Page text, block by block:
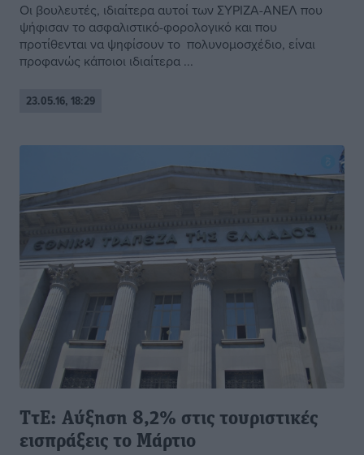
Οι βουλευτές, ιδιαίτερα αυτοί των ΣΥΡΙΖΑ-ΑΝΕΛ που
ψήφισαν το ασφαλιστικό-φορολογικό και που
προτίθενται να ψηφίσουν το πολυνομοσχέδιο, είναι
προφανώς κάποιοι ιδιαίτερα ...
23.05.16, 18:29
ΤτΕ: Αύξηση 8,2% στις τουριστικές
εισπράξεις το Μάρτιο